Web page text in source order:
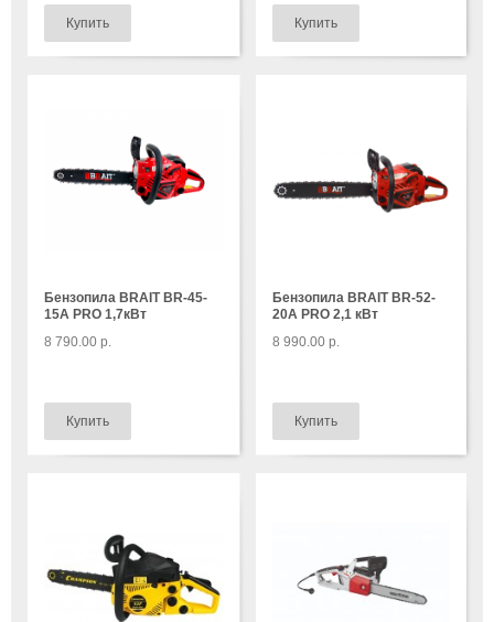
Бензопила BRAIT BR-45-
15A PRO 1,7кВт
8 790.00 р.
Бензопила BRAIT BR-52-
20A PRO 2,1 кВт
8 990.00 р.